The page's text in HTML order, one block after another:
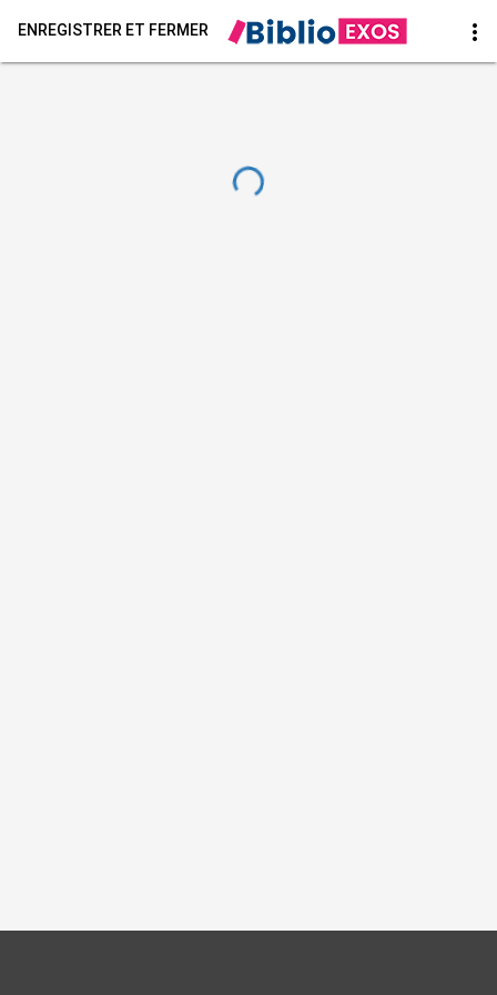
ENREGISTRER ET FERMER more_vert